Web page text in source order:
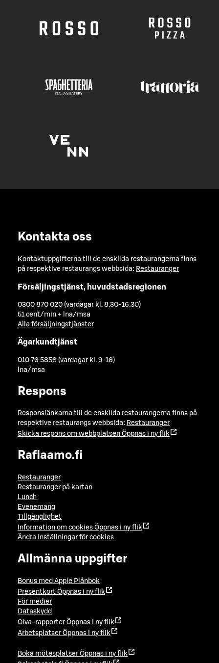
Kontakta oss
Kontaktuppgifterna till de enskilda restaurangerna finns
på respektive restaurangs webbsida: Restauranger
Försäljingstjänst, huvudstadsregionen
0300 870 020 (vardagar kl. 8.30-16.30)
51 cent/min + lna/msa
Alla försäljningstjänster
Ägarkundtjänst
010 76 5858 (vardagar kl. 9-16)
lna/msa
Respons
Responslänkarna till de enskilda restaurangerna finns på
respektive restaurangs webbsida: Restauranger
Skicka respons om webbplatsen Öppnas i ny flik
Raflaamo.fi
Restauranger
Restauranger på kartan
Lunch
Evenemang
Tillgänglighet
Information om cookies Öppnas i ny flik
Ändra inställningar för cookies
Allmänna uppgifter
Bonus med Apple Plånbok
Presentkort Öppnas i ny flik
För medier
Dataskydd
Oiva-rapporter Öppnas i ny flik
Arbetsplatser Öppnas i ny flik
Boka mötesplatser Öppnas i ny flik